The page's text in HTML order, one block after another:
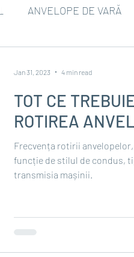
ANVELOPE DE VARĂ
TOT CE
ROTIREA
Frecvența rotirii anvelopelor,
funcție de stilul de condus,
transmisia mașinii.
Jan 31, 2023 4 min read